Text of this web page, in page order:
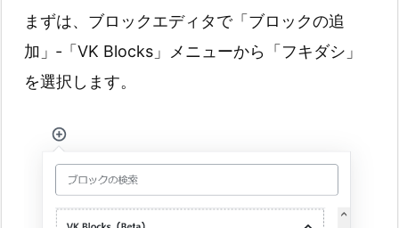
まずは、ブロックエディタで「ブロックの追
加」‐「VK Blocks」メニューから「フキダシ」
を選択します。